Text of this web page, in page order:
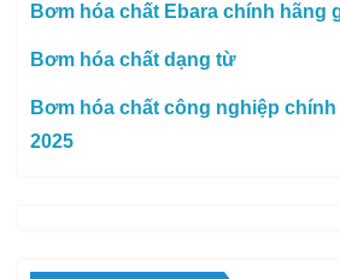
Bơm hóa chất Ebara chính hãng
Bơm hóa chất dạng từ
Bơm hóa chất công nghiệp
2025